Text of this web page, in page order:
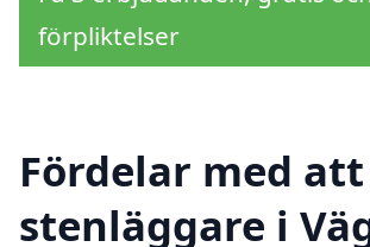
förpliktelser
Fördelar med
stenläggare i